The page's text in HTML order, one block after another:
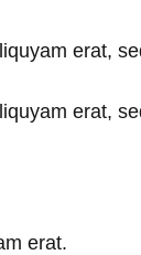
erat,
erat,
erat.